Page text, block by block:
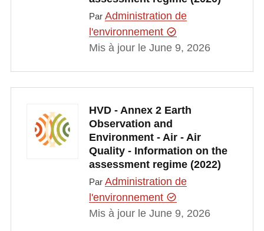
Par Administration de
l'environnement
Mis à jour le June 9, 2026
HVD - Annex 2 Earth
Observation and
Environment - Air - Air
Quality - Information on the
assessment regime (2022)
Par Administration de
l'environnement
Mis à jour le June 9, 2026